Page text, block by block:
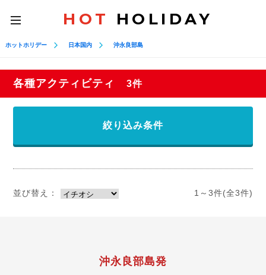
toggle
navigation
HOT HOLIDAY
ホットホリデー 日本国内 沖永良部島
各種アクティビティ 3件
絞り込み条件
並び替え： 1～3件(全3件)
沖永良部島発